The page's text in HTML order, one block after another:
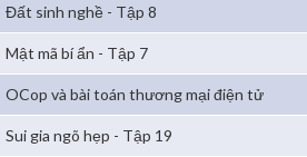
Đất sinh nghề - Tập 8
Mật mã bí ẩn - Tập 7
OCop và bài toán thương mại điện tử
Sui gia ngõ hẹp - Tập 19